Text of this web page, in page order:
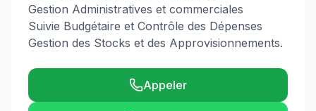
Gestion Administratives et commerciales
Suivie Budgétaire et Contrôle des Dépenses
Gestion des Stocks et des Approvisionnements.
Appeler